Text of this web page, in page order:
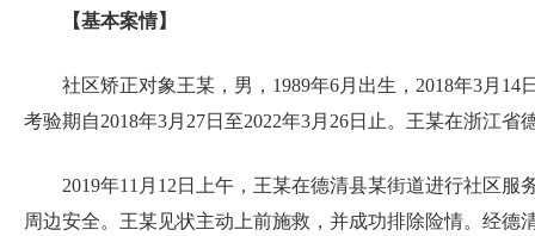
【基本案情】
社区矫正对象王某，男，1989年6月出生，2018年3月
考验期自2018年3月27日至2022年3月26日止。王某在浙江
2019年11月12日上午，王某在德清县某街道进行社区
周边安全。王某见状主动上前施救，并成功排除险情。经